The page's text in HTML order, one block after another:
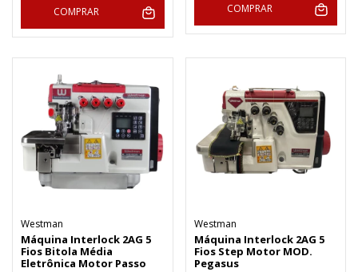
COMPRAR COMPRAR
Westman
Máquina Interlock 2AG 5
Fios Bitola Média
Eletrônica Motor Passo
Westman
Máquina Interlock 2AG 5
Fios Step Motor MOD.
Pegasus